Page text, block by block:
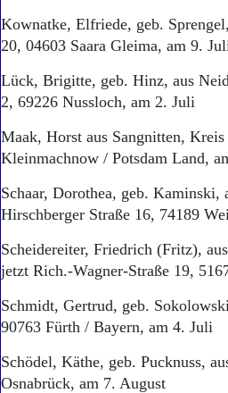
Kownatke, Elfriede, geb.
20, 04603 Saara Gleima, am 9.
Lück, Brigitte, geb. Hinz, aus
2, 69226 Nussloch, am 2. Juli
Maak, Horst aus Sangnitten,
Kleinmachnow / Potsdam Land,
Schaar, Dorothea, geb.
Hirschberger Straße 16, 74189
Scheidereiter, Friedrich (Fritz),
jetzt Rich.-Wagner-Straße 19,
Schmidt, Gertrud, geb.
90763 Fürth / Bayern, am 4. Juli
Schödel, Käthe, geb. Pucknuss,
Osnabrück, am 7. August